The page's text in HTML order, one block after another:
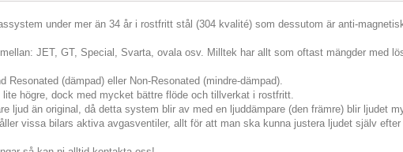
under mer än 34 år i rostfritt stål (304 kvalité) som dessutom är anti-
JET, GT, Special, Svarta, ovala osv. Milltek har allt som oftast mängder med
(dämpad) eller Non-Resonated (mindre-dämpad).
högre, dock med mycket bättre flöde och tillverkat i rostfritt.
ljud än original, då detta system blir av med en ljuddämpare (den främre) blir ljudet
vissa bilars aktiva avgasventiler, allt för att man ska kunna justera ljudet själv